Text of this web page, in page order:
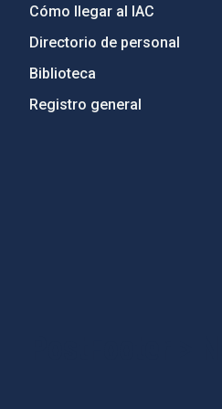
Cómo llegar al IAC
Directorio de personal
Biblioteca
Registro general